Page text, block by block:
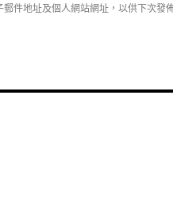
郵件地址及個人網站網址，以供下次發